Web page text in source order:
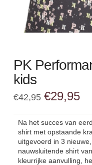
PK
kids
€42,95 prijs
€42,95.
€29,95
Na het succes van
shirt met opstaande
uitgevoerd in 3
nauwsluitende shirt
kleurrijke aanvulling,